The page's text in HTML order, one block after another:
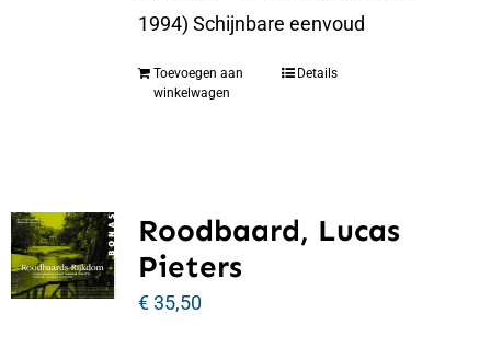
1994) Schijnbare eenvoud
Toevoegen aan
winkelwagen
Details
Roodbaard, Lucas
Pieters
€35,50